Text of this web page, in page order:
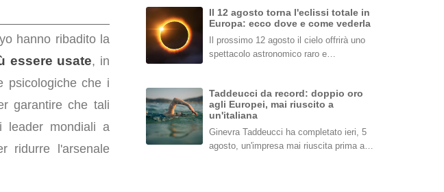
hanno ribadito la
essere usate, in
psicologiche che i
garantire che tali
leader mondiali a
ridurre l'arsenale
Il 12 agosto torna l'eclissi totale in
Europa: ecco dove e come vederla
Il prossimo 12 agosto il cielo offrirà uno
spettacolo astronomico raro e…
Taddeucci da record: doppio oro
agli Europei, mai riuscito a
un'italiana
Ginevra Taddeucci ha completato ieri, 5
agosto, un'impresa mai riuscita prima a…